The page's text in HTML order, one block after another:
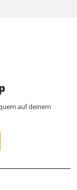
auf deinem